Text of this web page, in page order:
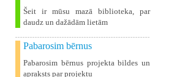
Šeit ir mūsu mazā biblioteka, par
daudz un dažādām lietām
Pabarosim bērnus
Pabarosim bērnus projekta bildes un
apraksts par projektu